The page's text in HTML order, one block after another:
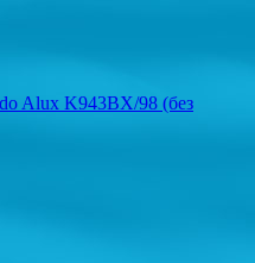
Alux K943BX/98 (без